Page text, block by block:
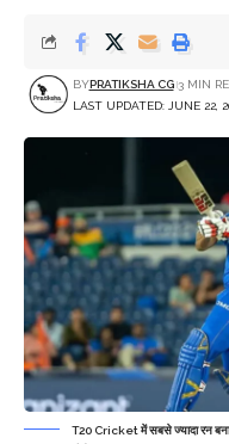
LAST UPDATED: JUNE 22,
BYPRATIKSHA CG 3 MIN
T20 Cricket में सबसे ज्यादा रन